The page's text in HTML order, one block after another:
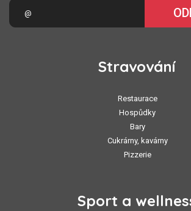
Stravování
Restaurace
Hospůdky
Bary
Cukrárny, kavárny
Pizzerie
Sport a